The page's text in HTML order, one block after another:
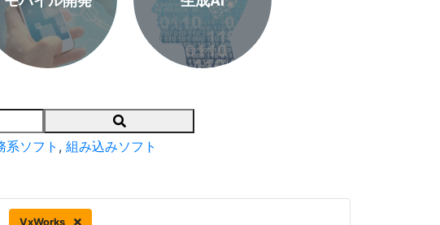
Search
系ソフト , 組み込みソフト
VxWorks